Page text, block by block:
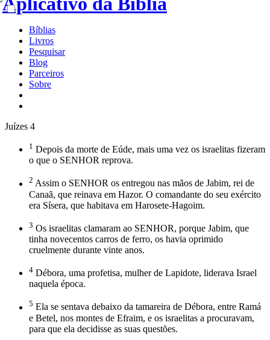
Bíblias
Livros
Pesquisar
Blog
Parceiros
Sobre
Juízes 4
1 Depois da morte de Eúde, mais uma vez os israelitas fizeram
o que o SENHOR reprova.
2 Assim o SENHOR os entregou nas mãos de Jabim, rei de
Canaã, que reinava em Hazor. O comandante do seu exército
era Sísera, que habitava em Harosete-Hagoim.
3 Os israelitas clamaram ao SENHOR, porque Jabim, que
tinha novecentos carros de ferro, os havia oprimido
cruelmente durante vinte anos.
4 Débora, uma profetisa, mulher de Lapidote, liderava Israel
naquela época.
5 Ela se sentava debaixo da tamareira de Débora, entre Ramá
e Betel, nos montes de Efraim, e os israelitas a procuravam,
para que ela decidisse as suas questões.